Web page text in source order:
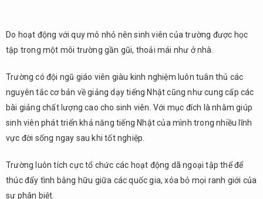
Do hoạt động với quy mô nhỏ nên sinh viên của trường được học
tập trong một môi trường gần gũi, thoải mái như ở nhà.
Trường có đội ngũ giáo viên giàu kinh nghiệm luôn tuân thủ các
nguyên tắc cơ bản về giảng dạy tiếng Nhật cũng như cung cấp các
bài giảng chất lượng cao cho sinh viên. Với mục đích là nhằm giúp
sinh viên phát triển khả năng tiếng Nhật của mình trong nhiều lĩnh
vực đời sống ngay sau khi tốt nghiệp.
Trường luôn tích cực tổ chức các hoạt động dã ngoại tập thể để
thúc đẩy tình bằng hữu giữa các quốc gia, xóa bỏ mọi ranh giới của
sự phân biệt.